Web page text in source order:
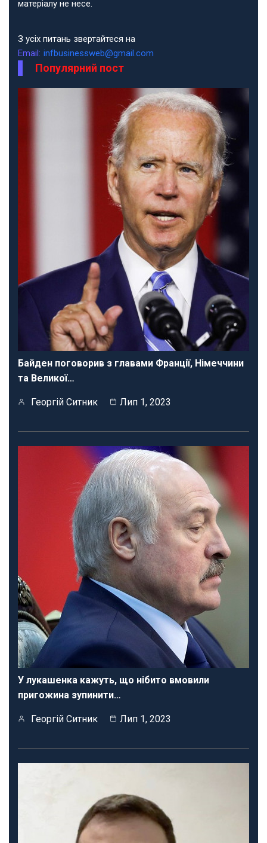
матеріалу не несе.
З усіх питань звертайтеся на
Email: infbusinessweb@gmail.com
Популярний пост
Байден поговорив з главами Франції, Німеччини
та Великої…
Георгій Ситник Лип 1, 2023
У лукашенка кажуть, що нібито вмовили
пригожина зупинити…
Георгій Ситник Лип 1, 2023